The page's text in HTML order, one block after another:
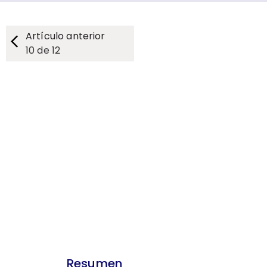
Artículo anterior
10 de12
Resumen